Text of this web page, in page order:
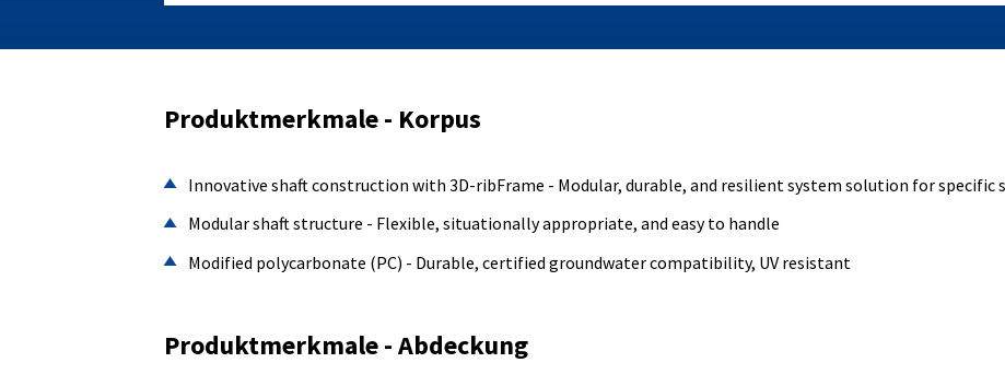
Produktmerkmale - Korpus
Innovative shaft construction with 3D-ribFrame - Modular, durable, and resilient system solution for specific
Modular shaft structure - Flexible, situationally appropriate, and easy to handle
Modified polycarbonate (PC) - Durable, certified groundwater compatibility, UV resistant
Produktmerkmale - Abdeckung